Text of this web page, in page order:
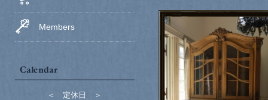
Members
＜ 定休日 ＞